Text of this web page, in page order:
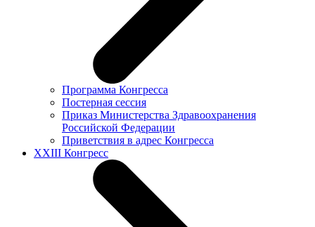
Программа Конгресса
Постерная сессия
Приказ Министерства Здравоохранения
Российской Федерации
Приветствия в адрес Конгресса
XXIII Конгресс